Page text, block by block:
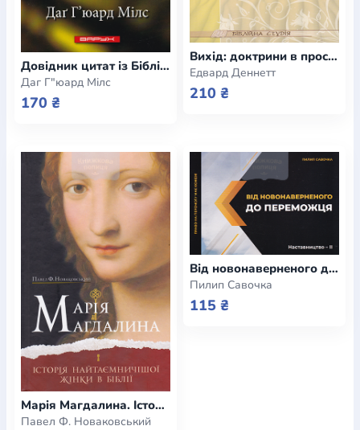
Довідник цитат із Біблії для запам’ятовування
Даг Г"юард Мілс
170 ₴
Вихід: доктрини в простому викладенні
Едвард Деннетт
210 ₴
Марія Магдалина. Історія найтаємничішої жінки в Біблії
Павел Ф. Новаковський
Від новонаверненого до переможця. Наставництво - ІІ
Пилип Савочка
115 ₴